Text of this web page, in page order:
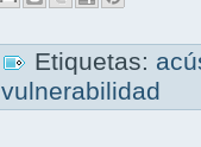
Etiquetas:
vulnerabilidad